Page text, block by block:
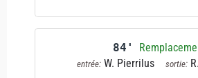
84'
entrée: W. Pierrilus sortie: